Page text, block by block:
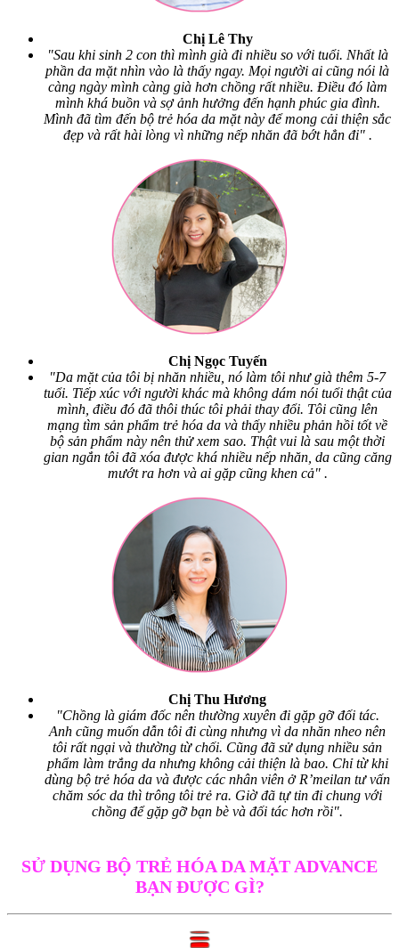
Chị Lê Thy
"Sau khi sinh 2 con thì mình già đi nhiều so với tuổi. Nhất là
phần da mặt nhìn vào là thấy ngay. Mọi người ai cũng nói là
càng ngày mình càng già hơn chồng rất nhiều. Điều đó làm
mình khá buồn và sợ ảnh hưởng đến hạnh phúc gia đình.
Mình đã tìm đến bộ trẻ hóa da mặt này để mong cải thiện sắc
đẹp và rất hài lòng vì những nếp nhăn đã bớt hẳn đi" .
Chị Ngọc Tuyến
"Da mặt của tôi bị nhăn nhiều, nó làm tôi như già thêm 5-7
tuổi. Tiếp xúc với người khác mà không dám nói tuổi thật của
mình, điều đó đã thôi thúc tôi phải thay đổi. Tôi cũng lên
mạng tìm sản phẩm trẻ hóa da và thấy nhiều phản hồi tốt về
bộ sản phẩm này nên thử xem sao. Thật vui là sau một thời
gian ngắn tôi đã xóa được khá nhiều nếp nhăn, da cũng căng
mướt ra hơn và ai gặp cũng khen cả" .
Chị Thu Hương
"Chồng là giám đốc nên thường xuyên đi gặp gỡ đối tác.
Anh cũng muốn dẫn tôi đi cùng nhưng vì da nhăn nheo nên
tôi rất ngại và thường từ chối. Cũng đã sử dụng nhiều sản
phẩm làm trắng da nhưng không cải thiện là bao. Chỉ từ khi
dùng bộ trẻ hóa da và được các nhân viên ở R’meilan tư vấn
chăm sóc da thì trông tôi trẻ ra. Giờ đã tự tin đi chung với
chồng để gặp gỡ bạn bè và đối tác hơn rồi".
SỬ DỤNG BỘ TRẺ HÓA DA MẶT ADVANCE
BẠN ĐƯỢC GÌ?